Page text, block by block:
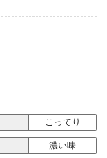
こってり
濃い味